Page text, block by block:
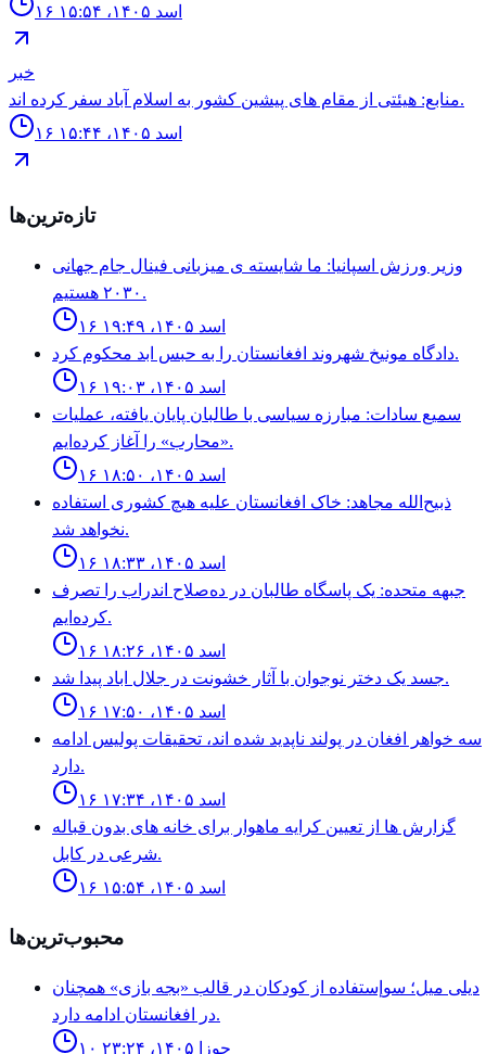
۱۶ اسد ۱۴۰۵، ۱۵:۵۴
خبر
منابع: هيئتى از مقام هاى پيشين كشور به اسلام آباد سفر كرده اند.
۱۶ اسد ۱۴۰۵، ۱۵:۴۴
تازه‌ترین‌ها
وزير ورزش اسپانيا: ما شايسته ى ميزبانى فينال جام جهانى
٢٠٣٠ هستيم.
۱۶ اسد ۱۴۰۵، ۱۹:۴۹
دادگاه مونيخ شهروند افغانستان را به حبس ابد محكوم كرد.
۱۶ اسد ۱۴۰۵، ۱۹:۰۳
سمیع سادات: مبارزه سیاسی با طالبان پایان یافته، عملیات
«محارب» را آغاز کرده‌ایم.
۱۶ اسد ۱۴۰۵، ۱۸:۵۰
ذبیح‌الله مجاهد: خاک افغانستان علیه هیچ کشوری استفاده
نخواهد شد.
۱۶ اسد ۱۴۰۵، ۱۸:۳۳
جبهه متحده: یک پاسگاه طالبان در ده‌صلاح اندراب را تصرف
کرده‌ایم.
۱۶ اسد ۱۴۰۵، ۱۸:۲۶
جسد يک دختر نوجوان با آثار خشونت در جلال اباد پيدا شد.
۱۶ اسد ۱۴۰۵، ۱۷:۵۰
سه خواهر افغان در پولند ناپديد شده اند، تحقيقات پوليس ادامه
دارد.
۱۶ اسد ۱۴۰۵، ۱۷:۳۴
گزارش ها از تعيين كرايه ماهوار براى خانه هاى بدون قباله
شرعى در كابل.
۱۶ اسد ۱۴۰۵، ۱۵:۵۴
محبوب‌ترین‌ها
ديلى ميل؛ سوإستفاده از كودكان در قالب «بجه بازى» همچنان
در افغانستان ادامه دارد.
۱۰ جوزا ۱۴۰۵، ۲۳:۲۴